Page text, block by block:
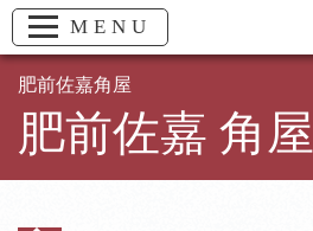
MENU
肥前佐嘉角屋
肥前佐嘉 角